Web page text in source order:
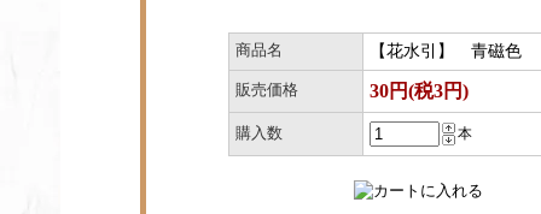
商品名 【花水引】 青磁色
販売価格 30円(税3円)
購入数 本